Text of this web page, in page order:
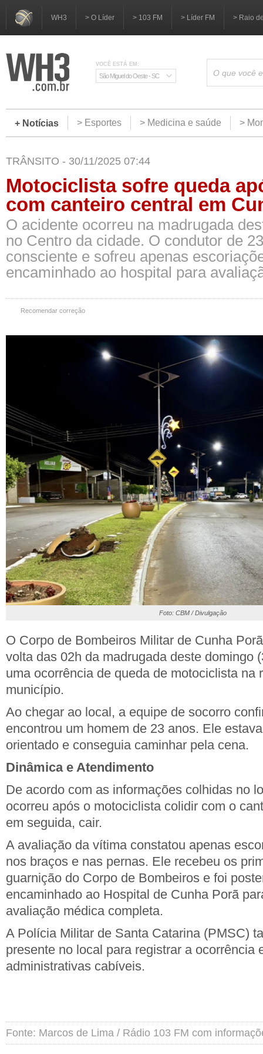
WH3 > O Líder > 103 FM > Líder FM > Raio
VOCÊ ESTÁ EM:
São Miguel do Oeste - SC
+ Notícias > Esportes > Medicina e saúde >
TRÂNSITO - 30/11/2025 07:44
Motociclista sofre queda
com canteiro central em
O acidente ocorreu na madrugada
no Centro da cidade. O condutor de
consciente e sofreu apenas
encaminhado ao hospital para
Recomendar correção
Foto: CBM / Divulgação
O Corpo de Bombeiros Militar de Cunha
volta das 02h da madrugada deste domingo
uma ocorrência de queda de motociclista na
município.
Ao chegar ao local, a equipe de socorro
encontrou um homem de 23 anos. Ele
orientado e conseguia caminhar pela cena.
Dinâmica e Atendimento
De acordo com as informações colhidas no
ocorreu após o motociclista colidir com o
em seguida, cair.
A avaliação da vítima constatou apenas
nos braços e nas pernas. Ele recebeu os
guarnição do Corpo de Bombeiros e foi
encaminhado ao Hospital de Cunha Porã
avaliação médica completa.
A Polícia Militar de Santa Catarina (PMSC)
presente no local para registrar a ocorrência
administrativas cabíveis.
Fonte: Marcos de Lima / Rádio 103 FM com